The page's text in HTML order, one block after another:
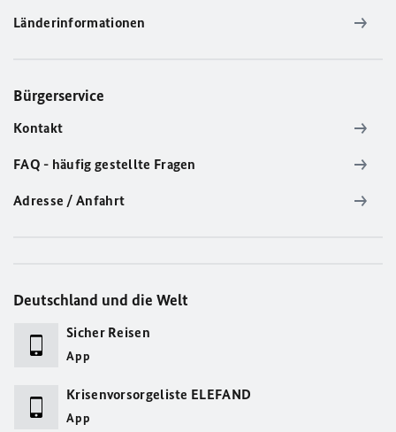
Länderinformationen
Bürgerservice
Kontakt
FAQ - häufig gestellte Fragen
Adresse / Anfahrt
Deutschland und die Welt
Sicher Reisen
App
Krisenvorsorgeliste ELEFAND
App